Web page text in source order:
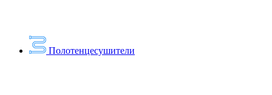
Полотенцесушители